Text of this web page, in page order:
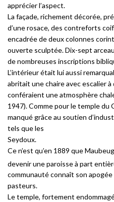
apprécier l’aspect.
La façade, richement décorée,
d’une rosace, des contreforts
encadrée de deux colonnes
ouverte sculptée. Dix-sept
de nombreuses inscriptions
L’intérieur était lui aussi
abritait une chaire avec escalier
conféraient une atmosphère
1947). Comme pour le temple du
manqué grâce au soutien
tels que les
Seydoux.
Ce n’est qu’en 1889 que
devenir une paroisse à part
communauté connaît son
pasteurs.
Le temple, fortement